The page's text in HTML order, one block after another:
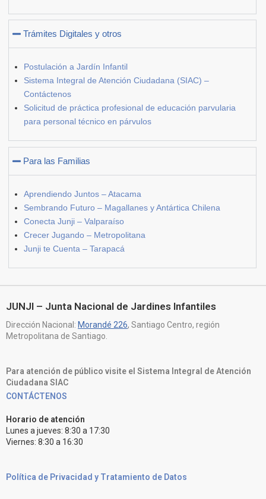
Trámites Digitales y otros
Postulación a Jardín Infantil
Sistema Integral de Atención Ciudadana (SIAC) –
Contáctenos
Solicitud de práctica profesional de educación parvularia
para personal técnico en párvulos
Para las Familias
Aprendiendo Juntos – Atacama
Sembrando Futuro – Magallanes y Antártica Chilena
Conecta Junji – Valparaíso
Crecer Jugando – Metropolitana
Junji te Cuenta – Tarapacá
JUNJI – Junta Nacional de Jardines Infantiles
Dirección Nacional: Morandé 226, Santiago Centro, región
Metropolitana de Santiago.
Para atención de público visite el Sistema Integral de Atención
Ciudadana SIAC
CONTÁCTENOS
Horario de atención
Lunes a jueves: 8:30 a 17:30
Viernes: 8:30 a 16:30
Política de Privacidad y Tratamiento de Datos